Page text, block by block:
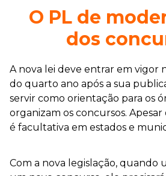
O PL de
dos
A nova lei deve entrar em vigor
do quarto ano após a sua
servir como orientação para os
organizam os concursos. Apesar
é facultativa em estados e
Com a nova legislação, quando